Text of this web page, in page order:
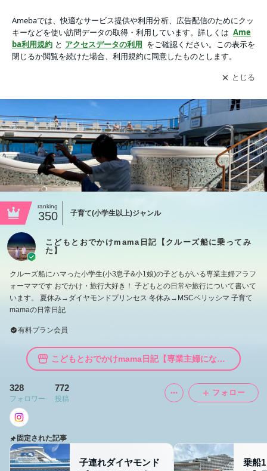
アプリをダウンロードして ブログの更新通知
を受け取りまし
ょう。
開く
ranking
350 子育て(小学生以上)ジャンル
こどもとおでかけmama日記【クルーズ船に乗ってみ
た】
クルーズ船にハマった小学生(小3息子&小1娘)の子どもがいる専業主婦アラフ
ォーママです おでかけ・旅行大好き！ 子どもとの日常や旅行について書いて
います。 夏休み→ダイヤモンドプリンセス 冬休み→MSCベリッシマ 子育て
mamaの日常日記
有料プラン会員
こどもとおでかけmama日記【専業主婦になった結果のおすすめ
328
フォロワー
772
投稿
フォロー
固定された記事
子連れダイヤモンド
乗船